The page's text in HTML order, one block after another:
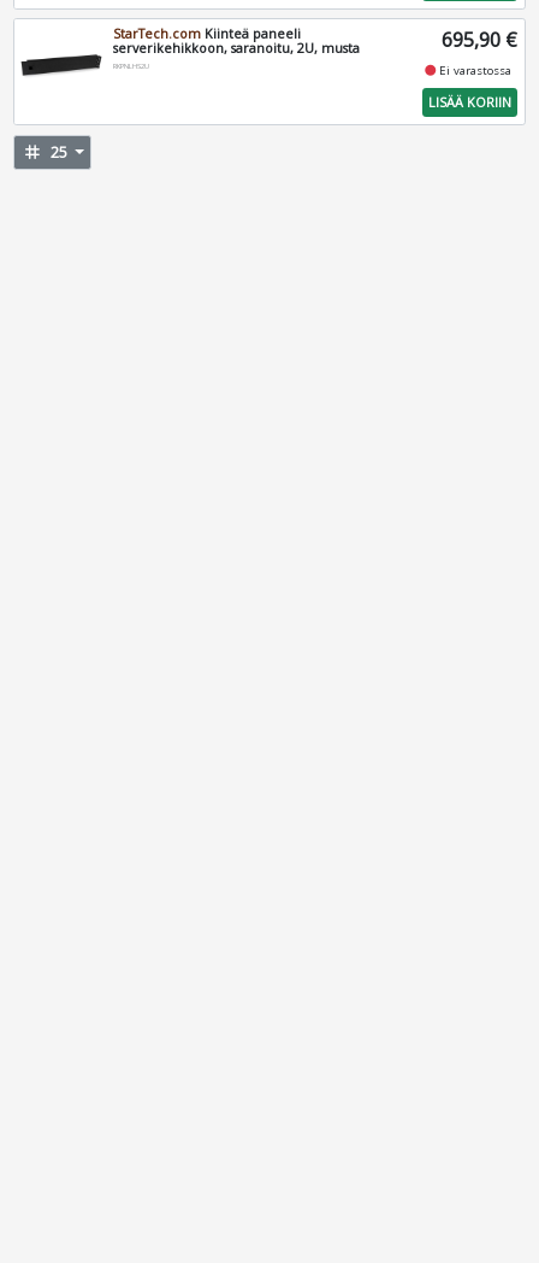
StarTech.com Kiinteä paneeli
serverikehikkoon, saranoitu, 2U, musta
RKPNLHS2U
695,90 €
fiber_manual_record Ei varastossa
LISÄÄ KORIIN
tag 25